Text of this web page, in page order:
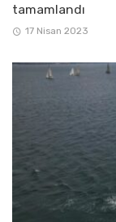
tamamlandı
17 Nisan 2023